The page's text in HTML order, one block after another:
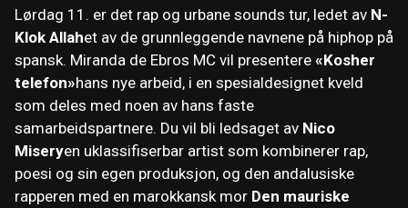
Lørdag 11. er det rap og urbane sounds tur, ledet av N-
Klok Allahet av de grunnleggende navnene på hiphop på
spansk. Miranda de Ebros MC vil presentere «Kosher
telefon»hans nye arbeid, i en spesialdesignet kveld
som deles med noen av hans faste
samarbeidspartnere. Du vil bli ledsaget av Nico
Miseryen uklassifiserbar artist som kombinerer rap,
poesi og sin egen produksjon, og den andalusiske
rapperen med en marokkansk mor Den mauriske